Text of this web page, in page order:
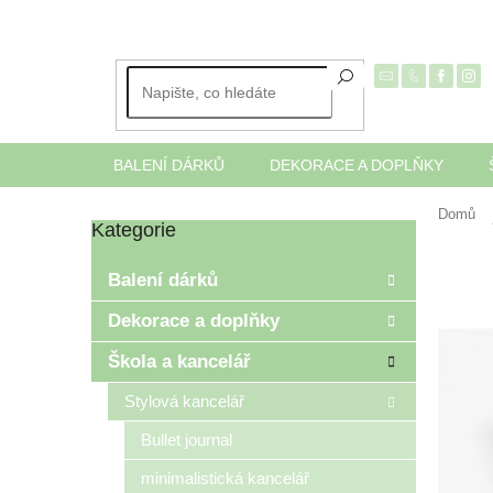
BALENÍ DÁRKŮ DEKORACE A DOPLŇKY
Domů
P
r
n
Přeskočit
Kategorie
Balení dárků
Dekorace a doplňky
Škola a kancelář
Stylová kancelář
Bullet journal
minimalistická kancelář